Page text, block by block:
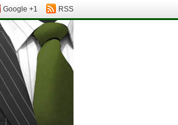
Google +1 RSS